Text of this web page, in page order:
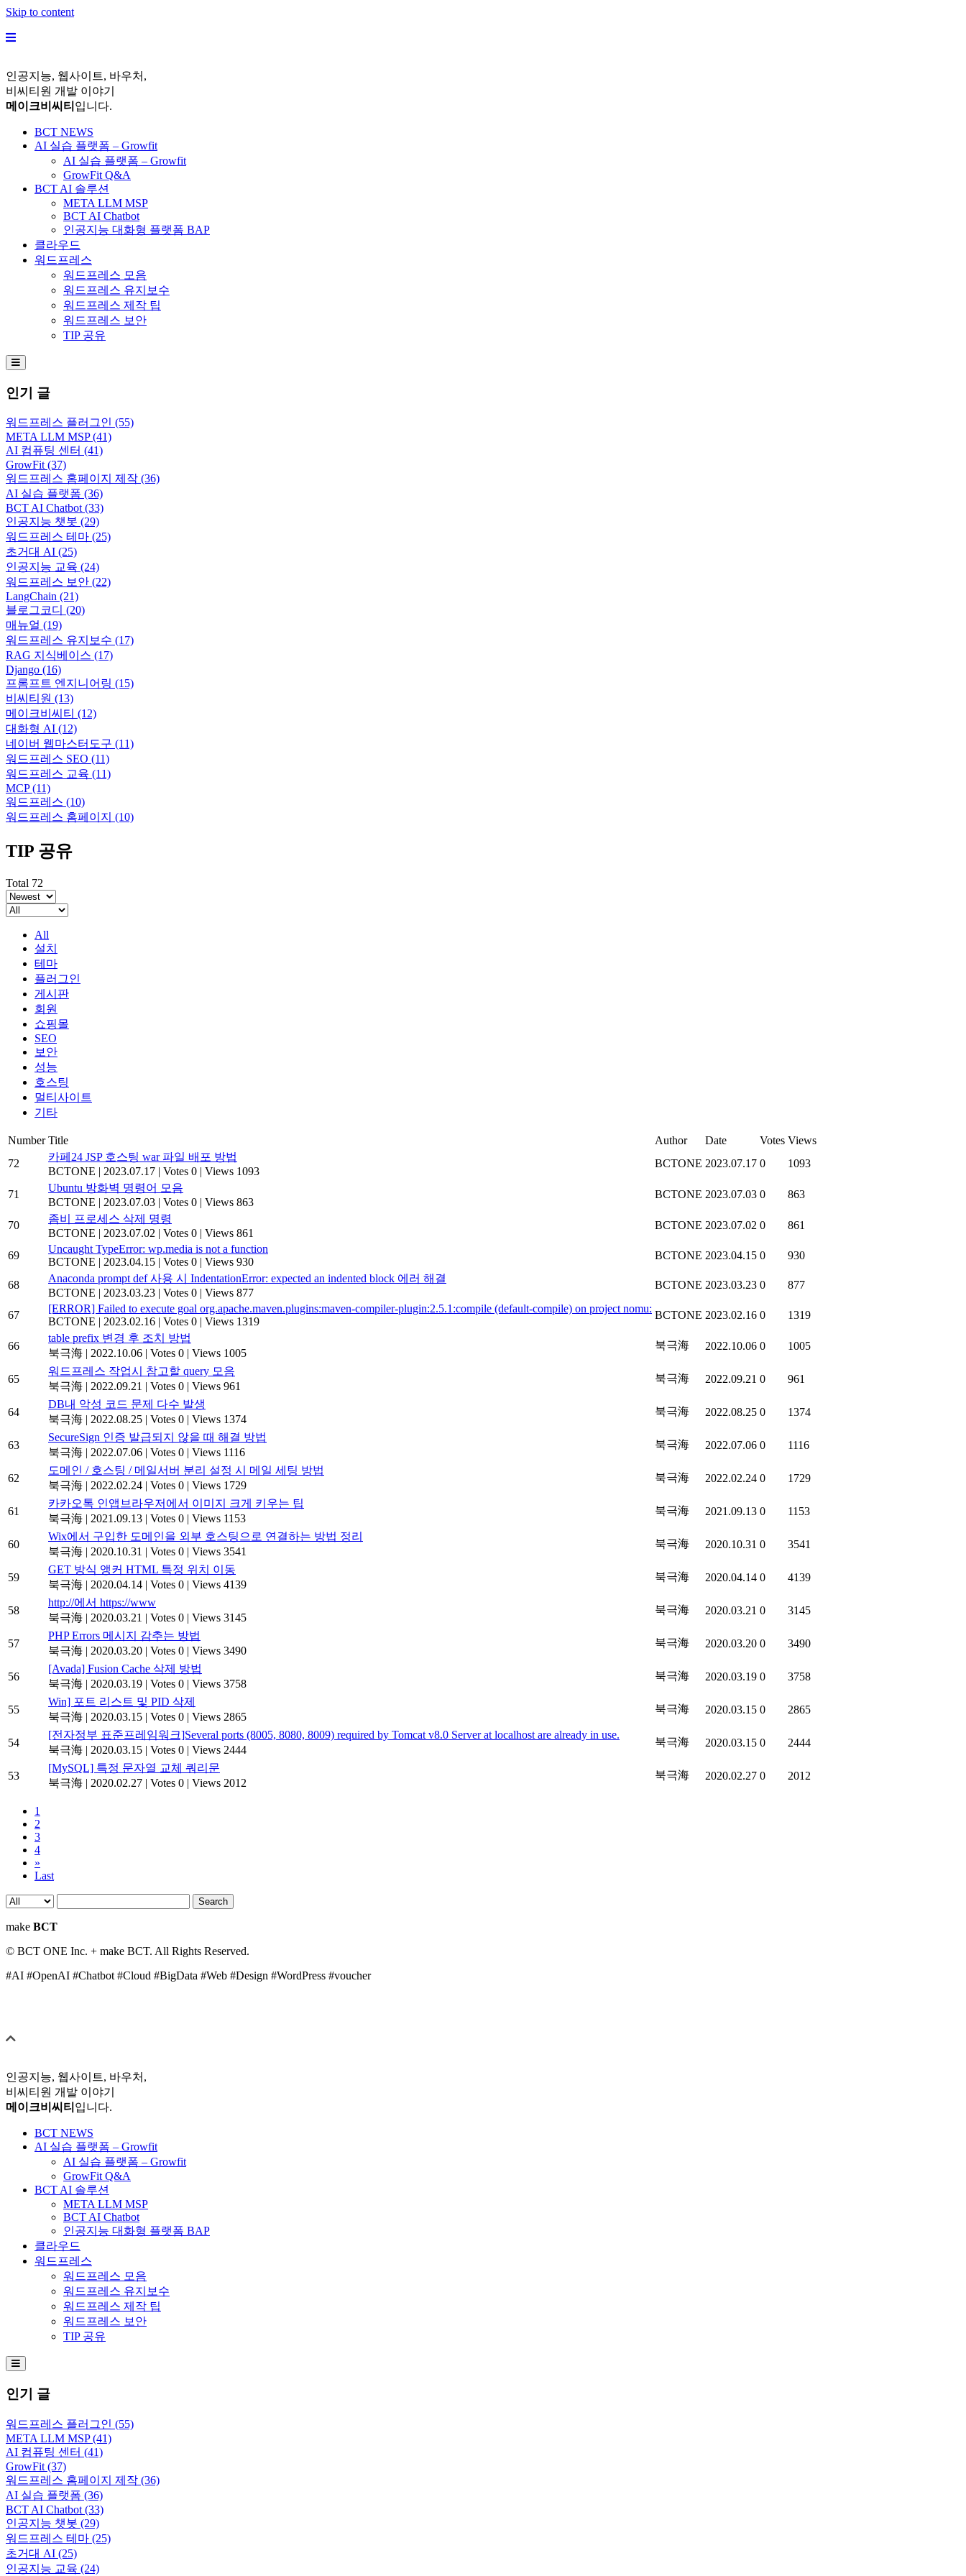
Skip to content
인공지능, 웹사이트, 바우처,
비씨티원 개발 이야기
메이크비씨티 입니다.
BCT NEWS
AI 실습 플랫폼 – Growfit
AI 실습 플랫폼 – Growfit
GrowFit Q&A
BCT AI 솔루션
META LLM MSP
BCT AI Chatbot
인공지능 대화형 플랫폼 BAP
클라우드
워드프레스
워드프레스 모음
워드프레스 유지보수
워드프레스 제작 팁
워드프레스 보안
TIP 공유
Hamburger Toggle Menu
인기 글
워드프레스 플러그인 (55)
META LLM MSP(41)
AI 컴퓨팅 센터 (41)
GrowFit(37)
워드프레스 홈페이지 제작 (36)
AI 실습 플랫폼 (36)
BCT AI Chatbot(33)
인공지능 챗봇 (29)
워드프레스 테마 (25)
초거대 AI (25)
인공지능 교육 (24)
워드프레스 보안 (22)
LangChain (21)
블로그코디 (20)
매뉴얼 (19)
워드프레스 유지보수 (17)
RAG 지식베이스 (17)
Django (16)
프롬프트 엔지니어링 (15)
비씨티원 (13)
메이크비씨티 (12)
대화형 AI (12)
네이버 웹마스터도구 (11)
워드프레스 SEO (11)
워드프레스 교육 (11)
MCP(11)
워드프레스 (10)
워드프레스 홈페이지 (10)
TIP 공유
Total 72
All
설치
테마
플러그인
게시판
회원
쇼핑몰
SEO
보안
성능
호스팅
멀티사이트
기타
Number Title Author Date Votes Views
72
카페24 JSP 호스팅 war 파일 배포 방법
BCTONE | 2023.07.17 | Votes 0 | Views 1093
BCTONE 2023.07.17 0 1093
71
Ubuntu 방화벽 명령어 모음
BCTONE | 2023.07.03 | Votes 0 | Views 863
BCTONE 2023.07.03 0 863
70
좀비 프로세스 삭제 명령
BCTONE | 2023.07.02 | Votes 0 | Views 861
BCTONE 2023.07.02 0 861
69
Uncaught TypeError: wp.media is not a function
BCTONE | 2023.04.15 | Votes 0 | Views 930
BCTONE 2023.04.15 0 930
68
Anaconda prompt def 사용 시 IndentationError: expected an indented block 에러 해결
BCTONE | 2023.03.23 | Votes 0 | Views 877
BCTONE 2023.03.23 0 877
67
[ERROR] Failed to execute goal org.apache.maven.plugins:maven-compiler-plugin:2.5.1:compile (default-compile) on project nomu:
BCTONE | 2023.02.16 | Votes 0 | Views 1319
BCTONE 2023.02.16 0 1319
66
table prefix 변경 후 조치 방법
북극海 | 2022.10.06 | Votes 0 | Views 1005
북극海 2022.10.06 0 1005
65
워드프레스 작업시 참고할 query 모음
북극海 | 2022.09.21 | Votes 0 | Views 961
북극海 2022.09.21 0 961
64
DB내 악성 코드 문제 다수 발생
북극海 | 2022.08.25 | Votes 0 | Views 1374
북극海 2022.08.25 0 1374
63
SecureSign 인증 발급되지 않을 때 해결 방법
북극海 | 2022.07.06 | Votes 0 | Views 1116
북극海 2022.07.06 0 1116
62
도메인 / 호스팅 / 메일서버 분리 설정 시 메일 세팅 방법
북극海 | 2022.02.24 | Votes 0 | Views 1729
북극海 2022.02.24 0 1729
61
카카오톡 인앱브라우저에서 이미지 크게 키우는 팁
북극海 | 2021.09.13 | Votes 0 | Views 1153
북극海 2021.09.13 0 1153
60
Wix에서 구입한 도메인을 외부 호스팅으로 연결하는 방법 정리
북극海 | 2020.10.31 | Votes 0 | Views 3541
북극海 2020.10.31 0 3541
59
GET 방식 앵커 HTML 특정 위치 이동
북극海 | 2020.04.14 | Votes 0 | Views 4139
북극海 2020.04.14 0 4139
58
http://에서 https://www
북극海 | 2020.03.21 | Votes 0 | Views 3145
북극海 2020.03.21 0 3145
57
PHP Errors 메시지 감추는 방법
북극海 | 2020.03.20 | Votes 0 | Views 3490
북극海 2020.03.20 0 3490
56
[Avada] Fusion Cache 삭제 방법
북극海 | 2020.03.19 | Votes 0 | Views 3758
북극海 2020.03.19 0 3758
55
Win] 포트 리스트 및 PID 삭제
북극海 | 2020.03.15 | Votes 0 | Views 2865
북극海 2020.03.15 0 2865
54
[전자정부 표준프레임워크]Several ports (8005, 8080, 8009) required by Tomcat v8.0 Server at localhost are already in use.
북극海 | 2020.03.15 | Votes 0 | Views 2444
북극海 2020.03.15 0 2444
53
[MySQL] 특정 문자열 교체 쿼리문
북극海 | 2020.02.27 | Votes 0 | Views 2012
북극海 2020.02.27 0 2012
1
2
3
4
»
Last
Search
make BCT
© BCT ONE Inc. + make BCT. All Rights Reserved.
#AI #OpenAI #Chatbot #Cloud #BigData #Web #Design #WordPress #voucher
인공지능, 웹사이트, 바우처,
비씨티원 개발 이야기
메이크비씨티 입니다.
BCT NEWS
AI 실습 플랫폼 – Growfit
AI 실습 플랫폼 – Growfit
GrowFit Q&A
BCT AI 솔루션
META LLM MSP
BCT AI Chatbot
인공지능 대화형 플랫폼 BAP
클라우드
워드프레스
워드프레스 모음
워드프레스 유지보수
워드프레스 제작 팁
워드프레스 보안
TIP 공유
Hamburger Toggle Menu
인기 글
워드프레스 플러그인 (55)
META LLM MSP(41)
AI 컴퓨팅 센터 (41)
GrowFit (37)
워드프레스 홈페이지 제작 (36)
AI 실습 플랫폼 (36)
BCT AI Chatbot (33)
인공지능 챗봇 (29)
워드프레스 테마 (25)
초거대 AI (25)
인공지능 교육 (24)